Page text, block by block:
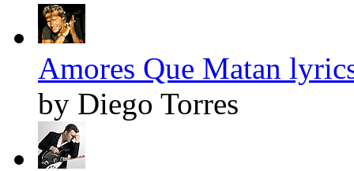
Amores Que Matan
by Diego Torres